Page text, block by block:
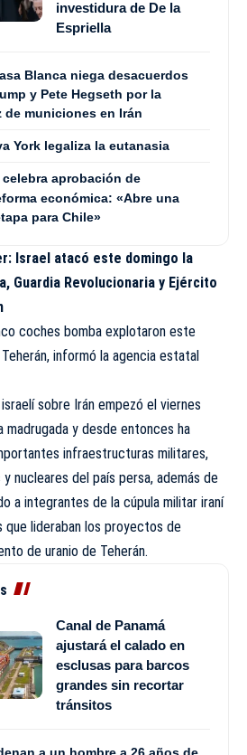
investidura de De la
Espriella
Blanca niega desacuerdos
y Pete Hegseth por la
de municiones en Irán
York legaliza la eutanasia
celebra aprobación de
económica: «Abre una
para Chile»
Israel atacó este domingo la
Guardia Revolucionaria y Ejército
coches bomba explotaron este
informó la agencia estatal
sobre Irán empezó el viernes
madrugada y desde entonces ha
infraestructuras militares,
nucleares del país persa, además de
a integrantes de la cúpula militar iraní
lideraban los proyectos de
de uranio de Teherán.
Canal de Panamá
ajustará el calado en
esclusas para barcos
grandes sin recortar
tránsitos
a un hombre a 26 años de